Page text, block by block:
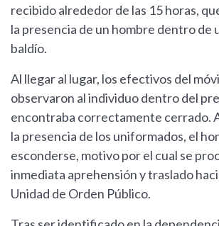
recibido alrededor de las 15 horas,
la presencia de un hombre dentro de
baldío.
Al llegar al lugar, los efectivos del
observaron al individuo dentro del
encontraba correctamente cerrado.
la presencia de los uniformados, el
esconderse, motivo por el cual se
inmediata aprehensión y traslado
Unidad de Orden Público.